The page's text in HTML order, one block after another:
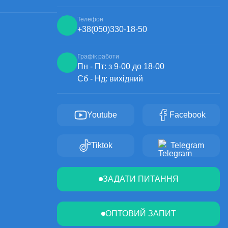
Телефон
+38(050)330-18-50
Графік работи
Пн - Пт: з 9-00 до 18-00
Сб - Нд: вихідний
Youtube Facebook
Tiktok Telegram
ЗАДАТИ ПИТАННЯ
ОПТОВИЙ ЗАПИТ